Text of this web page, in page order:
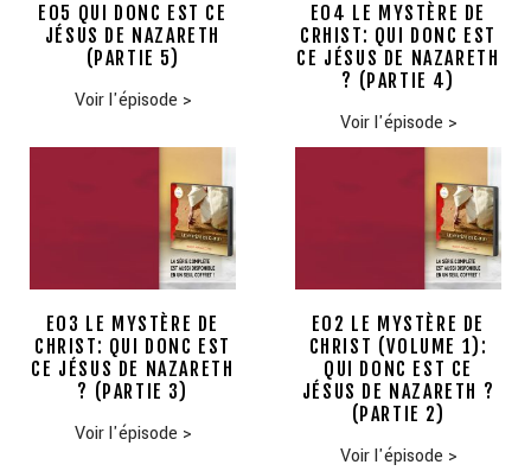
E05 QUI DONC EST CE
JÉSUS DE NAZARETH
(PARTIE 5)
Voir l'épisode >
E04 LE MYSTÈRE DE
CRHIST: QUI DONC EST
CE JÉSUS DE NAZARETH
? (PARTIE 4)
Voir l'épisode >
E03 LE MYSTÈRE DE
CHRIST: QUI DONC EST
CE JÉSUS DE NAZARETH
? (PARTIE 3)
Voir l'épisode >
E02 LE MYSTÈRE DE
CHRIST (VOLUME 1):
QUI DONC EST CE
JÉSUS DE NAZARETH ?
(PARTIE 2)
Voir l'épisode >